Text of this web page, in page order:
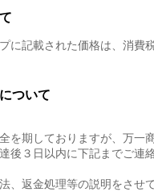
に記載された価格は、消費
ついて
を期しておりますが、万一
後３日以内に下記までご連
、返金処理等の説明をさせ